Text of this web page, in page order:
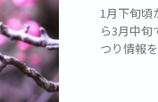
1月下旬頃
ら3月中旬
つり情報